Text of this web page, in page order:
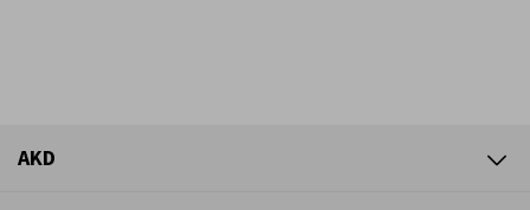
AKD